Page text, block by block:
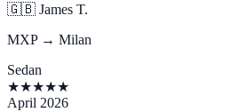
🇬🇧 James T.
MXP → Milan
Sedan
★★★★★
April 2026